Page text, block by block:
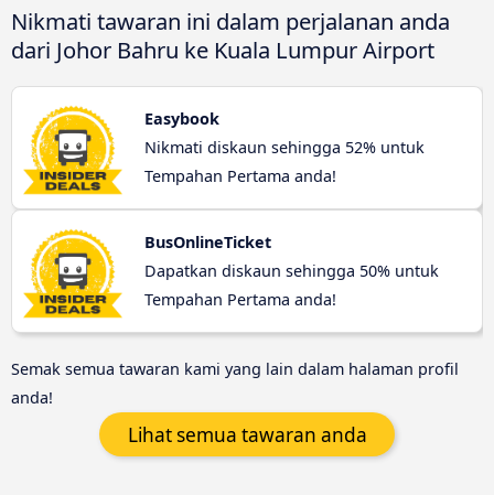
Nikmati tawaran ini dalam perjalanan anda
dari Johor Bahru ke Kuala Lumpur Airport
Easybook
Nikmati diskaun sehingga 52% untuk
Tempahan Pertama anda!
BusOnlineTicket
Dapatkan diskaun sehingga 50% untuk
Tempahan Pertama anda!
Semak semua tawaran kami yang lain dalam halaman profil
anda!
Lihat semua tawaran anda